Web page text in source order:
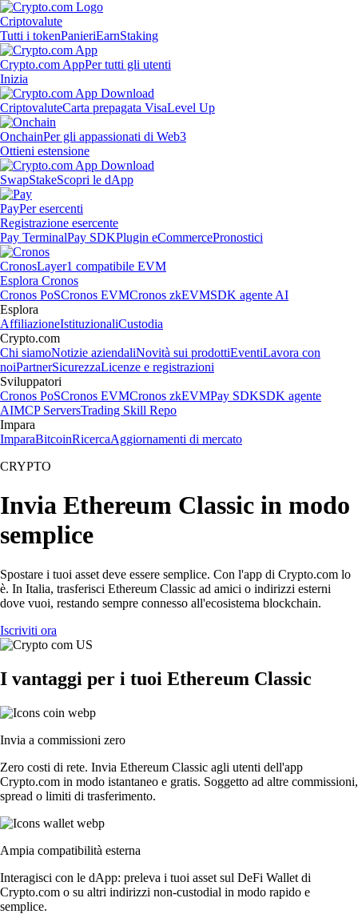
Criptovalute
Tutti i tokenPanieriEarnStaking
Crypto.com AppPer tutti gli utenti
Inizia
CriptovaluteCarta prepagata VisaLevel Up
OnchainPer gli appassionati di Web3
Ottieni estensione
SwapStakeScopri le dApp
PayPer esercenti
Registrazione esercente
Pay TerminalPay SDKPlugin eCommercePronostici
CronosLayer1 compatibile EVM
Esplora Cronos
Cronos PoSCronos EVMCronos zkEVMSDK agente AI
Esplora
AffiliazioneIstituzionaliCustodia
Crypto.com
Chi siamoNotizie aziendaliNovità sui prodottiEventiLavora con
noiPartnerSicurezzaLicenze e registrazioni
Sviluppatori
Cronos PoSCronos EVMCronos zkEVMPay SDKSDK agente
AIMCP ServersTrading Skill Repo
Impara
ImparaBitcoinRicercaAggiornamenti di mercato
CRYPTO
Invia Ethereum Classic in modo
semplice
Spostare i tuoi asset deve essere semplice. Con l'app di Crypto.com lo
è. In Italia, trasferisci Ethereum Classic ad amici o indirizzi esterni
dove vuoi, restando sempre connesso all'ecosistema blockchain.
Iscriviti ora
I vantaggi per i tuoi Ethereum Classic
Invia a commissioni zero
Zero costi di rete. Invia Ethereum Classic agli utenti dell'app
Crypto.com in modo istantaneo e gratis. Soggetto ad altre commissioni,
spread o limiti di trasferimento.
Ampia compatibilità esterna
Interagisci con le dApp: preleva i tuoi asset sul DeFi Wallet di
Crypto.com o su altri indirizzi non-custodial in modo rapido e
semplice.